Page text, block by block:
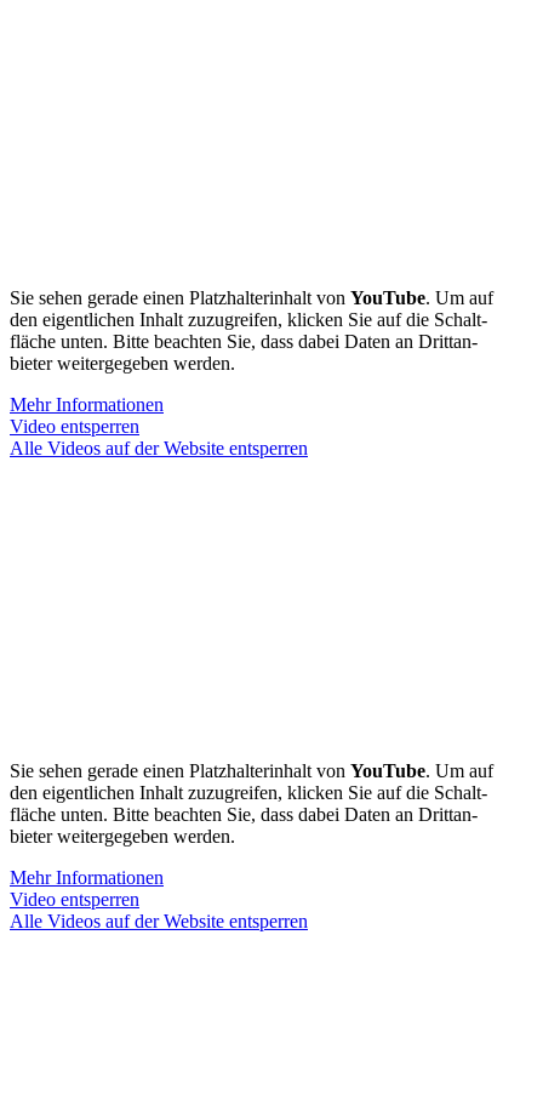
Sie sehen gerade einen Platz­hal­ter­inhalt von YouTube. Um auf
den eigent­lichen Inhalt zuzugreifen, klicken Sie auf die Schalt­
fläche unten. Bitte beachten Sie, dass dabei Daten an Dritt­an­
bieter weiter­ge­geben werden.
Mehr Infor­ma­tionen
Video entsperren
Alle Videos auf der Website entsperren
Sie sehen gerade einen Platz­hal­ter­inhalt von YouTube. Um auf
den eigent­lichen Inhalt zuzugreifen, klicken Sie auf die Schalt­
fläche unten. Bitte beachten Sie, dass dabei Daten an Dritt­an­
bieter weiter­ge­geben werden.
Mehr Infor­ma­tionen
Video entsperren
Alle Videos auf der Website entsperren